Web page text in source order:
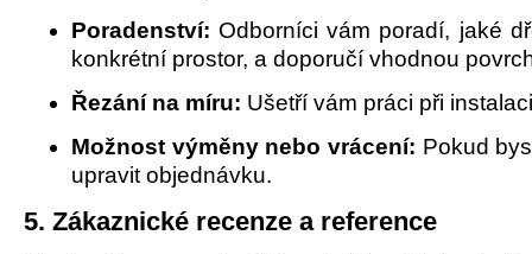
Poradenství: Odborníci vám poradí, jaké
konkrétní prostor, a doporučí vhodnou
Řezání na míru: Ušetří vám práci při
Možnost výměny nebo vrácení: Pokud
upravit objednávku.
5. Zákaznické recenze a reference